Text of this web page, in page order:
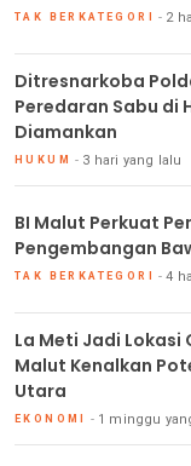
TAK BERKATEGORI 2
Ditresnarkoba
Peredaran Sabu di
Diamankan
HUKUM 3 hari yang lalu
BI Malut Perkuat
Pengembangan
TAK BERKATEGORI 4
La Meti Jadi Lokasi
Malut Kenalkan
Utara
EKONOMI 1 minggu